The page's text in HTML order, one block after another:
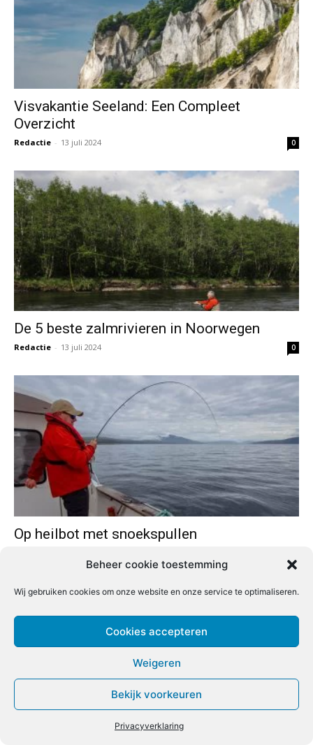
Beheer cookie toestemming
Wij gebruiken cookies om onze website en onze service te optimaliseren.
Cookies accepteren
Weigeren
Bekijk voorkeuren
Privacyverklaring
Visvakantie Seeland: Een Compleet
Overzicht
Redactie - 13 juli 2024 0
De 5 beste zalmrivieren in Noorwegen
Redactie - 13 juli 2024 0
Op heilbot met snoekspullen